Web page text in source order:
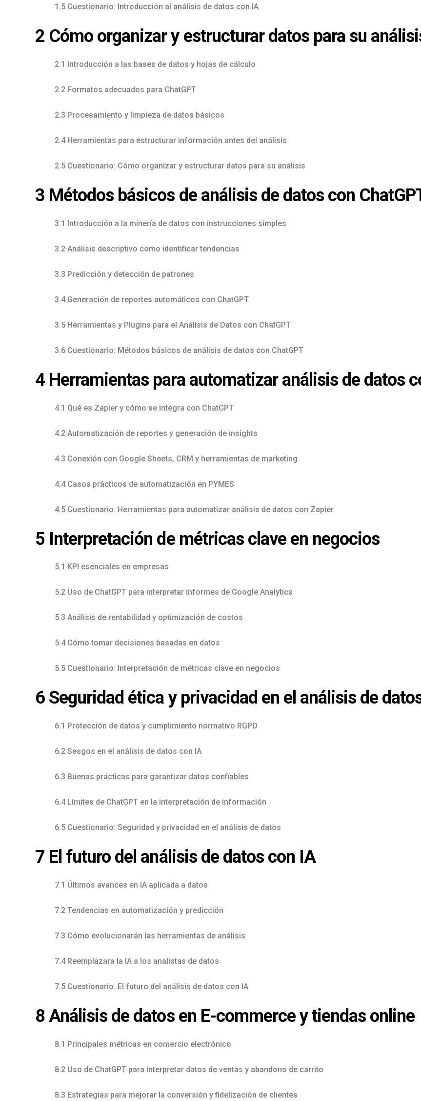
1.5 Cuestionario: Introducción al análisis de datos con IA
2 Cómo organizar y estructurar datos para su
2.1 Introducción a las bases de datos y hojas de cálculo
2.2 Formatos adecuados para ChatGPT
2.3 Procesamiento y limpieza de datos básicos
2.4 Herramientas para estructurar información antes del análisis
2.5 Cuestionario: Cómo organizar y estructurar datos para su análisis
3 Métodos básicos de análisis de datos con
3.1 Introducción a la minería de datos con instrucciones simples
3.2 Análisis descriptivo como identificar tendencias
3.3 Predicción y detección de patrones
3.4 Generación de reportes automáticos con ChatGPT
3.5 Herramientas y Plugins para el Análisis de Datos con ChatGPT
3.6 Cuestionario: Métodos básicos de análisis de datos con ChatGPT
4 Herramientas para automatizar análisis de datos
4.1 Qué es Zapier y cómo se integra con ChatGPT
4.2 Automatización de reportes y generación de insights
4.3 Conexión con Google Sheets, CRM y herramientas de marketing
4.4 Casos prácticos de automatización en PYMES
4.5 Cuestionario: Herramientas para automatizar análisis de datos con Zapier
5 Interpretación de métricas clave en negocios
5.1 KPI esenciales en empresas
5.2 Uso de ChatGPT para interpretar informes de Google Analytics
5.3 Análisis de rentabilidad y optimización de costos
5.4 Cómo tomar decisiones basadas en datos
5.5 Cuestionario: Interpretación de métricas clave en negocios
6 Seguridad ética y privacidad en el análisis de
6.1 Protección de datos y cumplimiento normativo RGPD
6.2 Sesgos en el análisis de datos con IA
6.3 Buenas prácticas para garantizar datos confiables
6.4 Límites de ChatGPT en la interpretación de información
6.5 Cuestionario: Seguridad y privacidad en el análisis de datos
7 El futuro del análisis de datos con IA
7.1 Últimos avances en IA aplicada a datos
7.2 Tendencias en automatización y predicción
7.3 Cómo evolucionarán las herramientas de análisis
7.4 Reemplazara la IA a los analistas de datos
7.5 Cuestionario: El futuro del análisis de datos con IA
8 Análisis de datos en E-commerce y tiendas online
8.1 Principales métricas en comercio electrónico
8.2 Uso de ChatGPT para interpretar datos de ventas y abandono de carrito
8.3 Estrategias para mejorar la conversión y fidelización de clientes